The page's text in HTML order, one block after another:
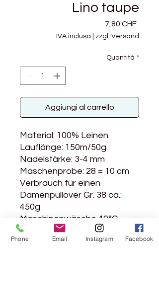
Lino taupe
7,80 CHFPrezzo
IVA inclusa zzgl. Versand
Quantità *
Aggiungi al carrello
Material: 100% Leinen
Lauflänge: 150m/50g
Nadelstärke: 3-4 mm
Maschenprobe: 28 = 10 cm
Verbrauch für einen
Damenpullover Gr. 38 ca.:
450g
Maschinenwäsche 40°C
Phone Email Instagram Facebook